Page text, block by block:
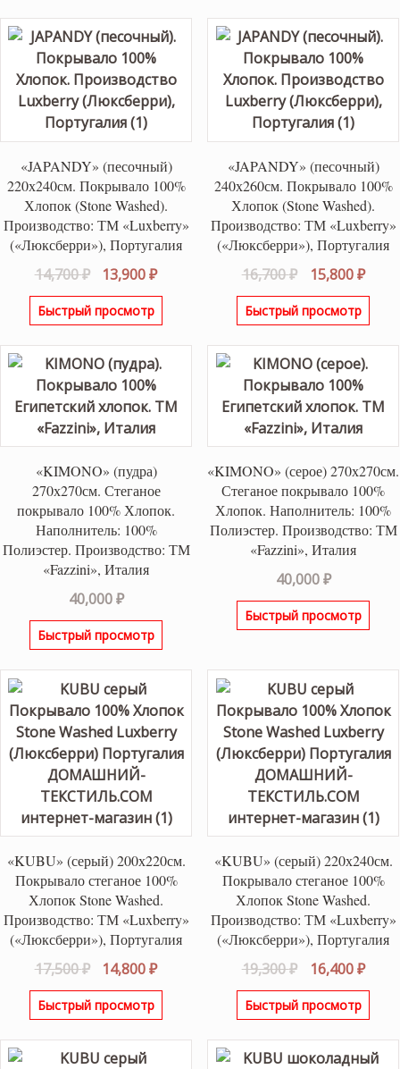
«JAPANDY» (песочный)
220х240см. Покрывало 100%
Хлопок (Stone Washed).
Производство: ТМ «Luxberry»
(«Люксберри»), Португалия
14,700₽
Первоначальная
цена
составляла
13,900₽Текущая
цена:
Быстрый просмотр
«JAPANDY» (песочный)
240х260см. Покрывало 100%
Хлопок (Stone Washed).
Производство: ТМ «Luxberry»
(«Люксберри»), Португалия
16,700₽
цена
составляла
15,800₽
Быстрый просмотр
«KIMONO» (пудра)
270х270см. Стеганое
покрывало 100% Хлопок.
Наполнитель: 100%
Полиэстер. Производство: ТМ
«Fazzini», Италия
40,000₽
Быстрый просмотр
«KIMONO» (серое) 270х270см.
Стеганое покрывало 100%
Хлопок. Наполнитель: 100%
Полиэстер. Производство: ТМ
«Fazzini», Италия
40,000₽
Быстрый просмотр
«KUBU» (серый) 200х220см.
Покрывало стеганое 100%
Хлопок Stone Washed.
Производство: ТМ «Luxberry»
(«Люксберри»), Португалия
17,500₽
Первоначальная
цена
составляла
14,800₽Текущая
цена:
Быстрый просмотр
«KUBU» (серый) 220х240см.
Покрывало стеганое 100%
Хлопок Stone Washed.
Производство: ТМ «Luxberry»
(«Люксберри»), Португалия
19,300₽
цена
составляла
16,400₽
Быстрый просмотр